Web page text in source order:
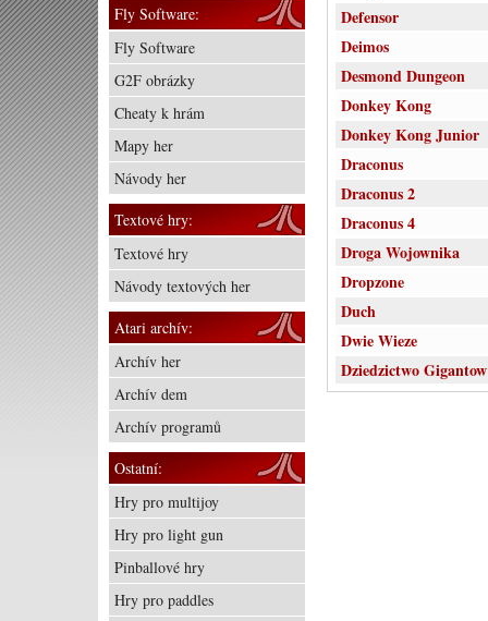
Defensor
Deimos
Desmond Dungeon
Donkey Kong
Donkey Kong Junior
Draconus
Draconus 2
Draconus 4
Droga Wojownika
Dropzone
Duch
Dwie Wieze
Dziedzictwo Gigantow
Fly Software:
Fly Software
G2F obrázky
Cheaty k hrám
Mapy her
Návody her
Textové hry:
Textové hry
Návody textových her
Atari archív:
Archív her
Archív dem
Archív programů
Ostatní:
Hry pro multijoy
Hry pro light gun
Pinballové hry
Hry pro paddles